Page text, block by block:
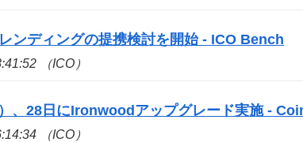
ンディングの提携検討を開始 - ICO Bench
（ICO）
、28日にIronwoodアップグレード実施 -
（ICO）